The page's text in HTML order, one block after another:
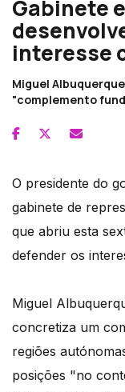
Gabinete
interesse
Miguel
"complemento
O presidente do
gabinete de
que abriu esta
defender os
Miguel
concretiza um
regiões
posições "no